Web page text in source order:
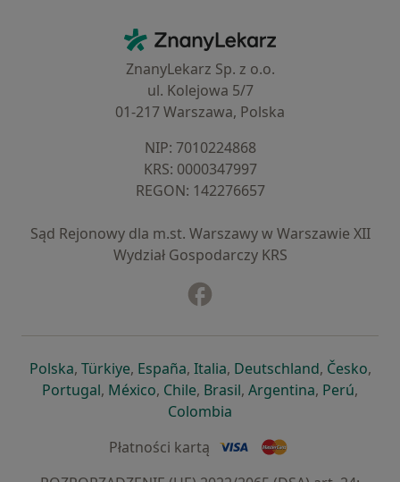
ZnanyLekarz - Strona główna
ZnanyLekarz Sp. z o.o.
ul. Kolejowa 5/7
01-217 Warszawa, Polska
NIP: ⁠7010224868
KRS: ⁠0000347997
REGON: ⁠142276657
Sąd Rejonowy dla m.st. Warszawy w Warszawie XII
Wydział Gospodarczy KRS
Polskaotwiera się w nowej karcie
, Türkiyeotwiera się w nowej karcie
, Españaotwiera się w nowej karcie
, Italiaotwiera się w nowej
, Deutschlandotwiera się
, Česko,
Portugalotwiera się w nowej karcie
, Méxicootwiera się w nowej karcie
, Chileotwiera się w nowej karcie
, Brasilotwiera się w nowej
, Argentinaotwiera się
, Perú,
Colombia
Płatności kartą